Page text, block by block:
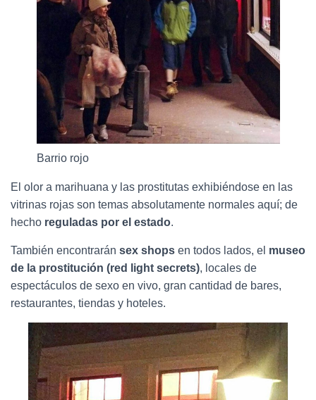
Barrio rojo
El olor a marihuana y las prostitutas exhibiéndose en las
vitrinas rojas son temas absolutamente normales aquí; de
hecho reguladas por el estado.
También encontrarán sex shops en todos lados, el museo
de la prostitución (red light secrets), locales de
espectáculos de sexo en vivo, gran cantidad de bares,
restaurantes, tiendas y hoteles.